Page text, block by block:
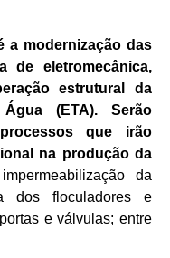
a modernização das
de eletromecânica,
estrutural da
(ETA). Serão
que irão
na produção da
da
dos floculadores e
e válvulas; entre